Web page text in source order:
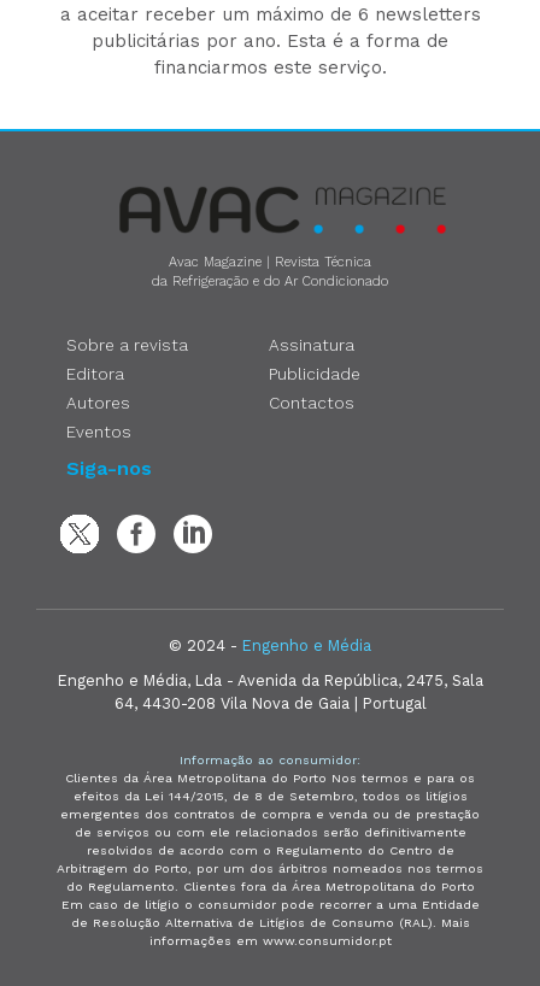
a aceitar receber um máximo de 6 newsletters
publicitárias por ano. Esta é a forma de
financiarmos este serviço.
Avac Magazine | Revista Técnica
da Refrigeração e do Ar Condicionado
Sobre a revista
Editora
Autores
Eventos
Assinatura
Publicidade
Contactos
Siga-nos
© 2024 - Engenho e Média
Engenho e Média, Lda - Avenida da República, 2475, Sala
64, 4430-208 Vila Nova de Gaia | Portugal
Informação ao consumidor:
Clientes da Área Metropolitana do Porto Nos termos e para os
efeitos da Lei 144/2015, de 8 de Setembro, todos os litígios
emergentes dos contratos de compra e venda ou de prestação
de serviços ou com ele relacionados serão definitivamente
resolvidos de acordo com o Regulamento do Centro de
Arbitragem do Porto, por um dos árbitros nomeados nos termos
do Regulamento. Clientes fora da Área Metropolitana do Porto
Em caso de litígio o consumidor pode recorrer a uma Entidade
de Resolução Alternativa de Litígios de Consumo (RAL). Mais
informações em www.consumidor.pt